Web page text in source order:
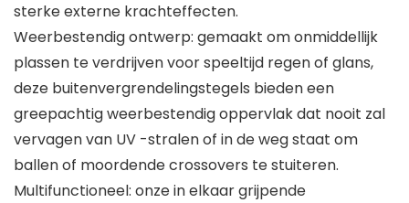
sterke externe krachteffecten.
Weerbestendig ontwerp: gemaakt om onmiddellijk
plassen te verdrijven voor speeltijd regen of glans,
deze buitenvergrendelingstegels bieden een
greepachtig weerbestendig oppervlak dat nooit zal
vervagen van UV -stralen of in de weg staat om
ballen of moordende crossovers te stuiteren.
Multifunctioneel: onze in elkaar grijpende